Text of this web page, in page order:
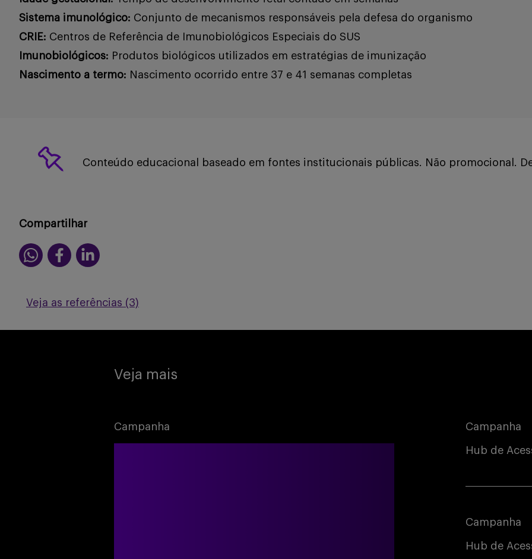
Sistema imunológico: Conjunto de mecanismos responsáveis pela defesa do organismo
CRIE: Centros de Referência de Imunobiológicos Especiais do SUS
Imunobiológicos: Produtos biológicos utilizados em estratégias de imunização
Nascimento a termo: Nascimento ocorrido entre 37 e 41 semanas completas
Conteúdo educacional baseado em fontes institucionais públicas. Não promocional.
Compartilhar
Veja as referências (3)
Veja mais
Campanha Campanha
Hub de
Campanha
Hub de